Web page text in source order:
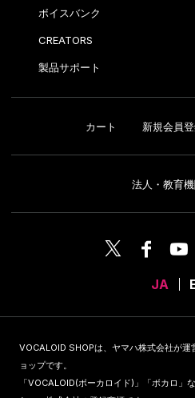
ボイスバンク
CREATORS
製品サポート
カート 新規会員
法人・教育
JA
VOCALOID SHOPは、ヤマハ株式会社が
ョップです。
「VOCALOID(ボーカロイド)」「ボカロ」